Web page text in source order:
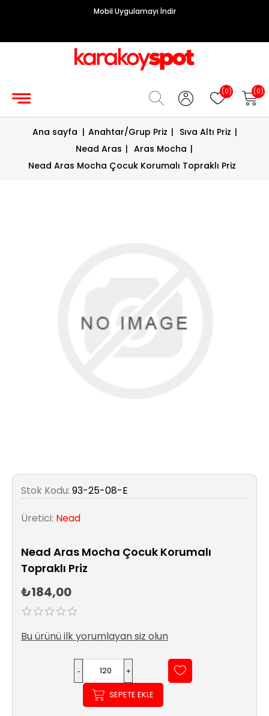
Mobil Uygulamayı İndir
(0) (0)
Grup
Sigorta/
Enerji
Elektrikli
Araç Şarj
İstasyonları
Sıhhi
Tesisat
Sistemleri
Ürün
Katalog/Liste
Fiyatları
Ana sayfa | Anahtar/Grup Priz | Sıva Altı Priz |
Nead Aras | Aras Mocha |
Nead Aras Mocha Çocuk Korumalı Topraklı Priz
Stok Kodu: 93-25-08-E
Üretici: Nead
Nead Aras Mocha Çocuk Korumalı
Topraklı Priz
₺184,00
Bu ürünü ilk yorumlayan siz olun
SEPETE EKLE